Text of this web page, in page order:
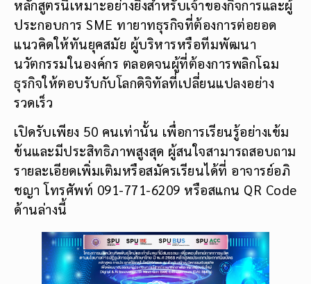
หลักสูตรนี้เหมาะอย่างยิ่งสำหรับเจ้าของกิจการและผู้
ประกอบการ SME ทายาทธุรกิจที่ต้องการต่อยอด
แนวคิดให้ทันยุคสมัย ผู้บริหารหรือทีมพัฒนา
นวัตกรรมในองค์กร ตลอดจนผู้ที่ต้องการพลิกโฉม
ธุรกิจให้ตอบรับกับโลกดิจิทัลที่เปลี่ยนแปลงอย่าง
รวดเร็ว
เปิดรับเพียง 50 คนเท่านั้น เพื่อการเรียนรู้อย่างเข้ม
ข้นและมีประสิทธิภาพสูงสุด ผู้สนใจสามารถสอบถาม
รายละเอียดเพิ่มเติมหรือสมัครเรียนได้ที่ อาจารย์อภิ
ชญา โทรศัพท์ 091-771-6209 หรือสแกน QR Code
ด้านล่างนี้